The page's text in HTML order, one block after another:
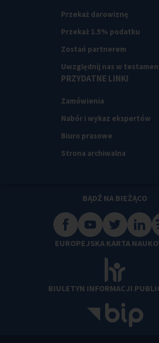
Przekaż darowiznę
Przekaż 1.5% podatku
Zostań partnerem
Uwzględnij nas w
PRZYDATNE LINKI
Zamówienia
Nabór i wykaz ekspertów
Biuro prasowe
Strona archiwalna
BĄDŹ NA BIEŻĄCO
EUROPEJSKA KARTA
BIULETYN INFORMACJI